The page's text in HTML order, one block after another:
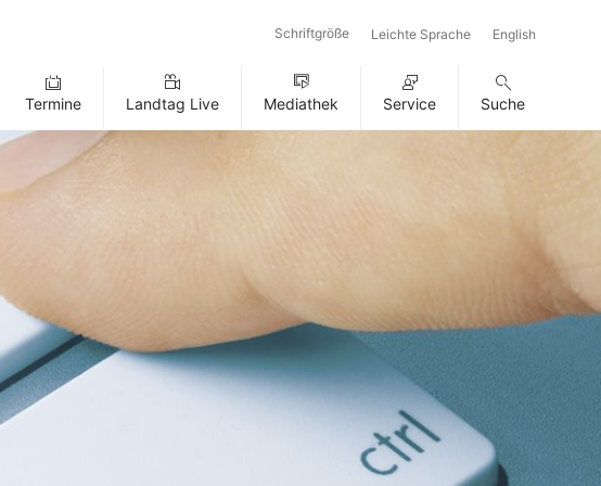
Schriftgröße Leichte Sprache English
Termine Landtag Live Mediathek Service Suche